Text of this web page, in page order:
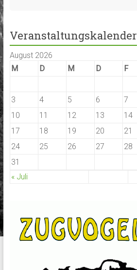
Veranstaltungskalender
August 2026
M
D M D F
3
4 5 6 7
10
11 12 13 14
17
18 19 20 21
24
25 26 27 28
31
« Juli